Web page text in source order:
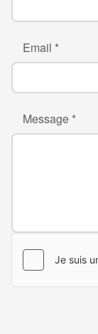
Email *
Message *